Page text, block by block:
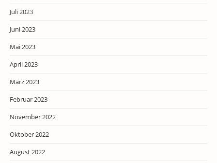
Juli 2023
Juni 2023
Mai 2023
April 2023
März 2023
Februar 2023
November 2022
Oktober 2022
August 2022